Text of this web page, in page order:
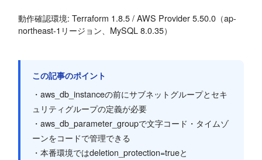
動作確認環境: Terraform 1.8.5 / AWS Provider 5.50.0（ap-
northeast-1リージョン、MySQL 8.0.35）
この記事のポイント
・aws_db_instanceの前にサブネットグループとセキ
ュリティグループの定義が必要
・aws_db_parameter_groupで文字コード・タイムゾ
ーンをコードで管理できる
・本番環境ではdeletion_protection=trueと